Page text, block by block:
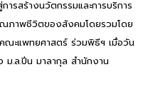
รสร้างนวัตกรรมและการบริการ
ณภาพชีวิตของสังคมโดยรวมโดย
ณะแพทยศาสตร์ ร่วมพิธีฯ เมื่อวัน
.ล.ปิ่น มาลากุล สำนักงาน